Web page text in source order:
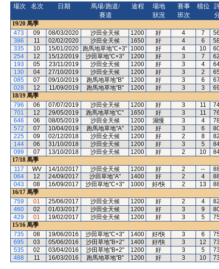
場次
名次 日期
馬場/跑道/
賽道
途程
場地
狀況
賽事
班次
檔位
19/20 馬季
473
09 08/03/2020 沙田全天候 1200 好 4 7
386
11 02/02/2020 沙田全天候 1650 好 4 6
335
10 15/01/2020 跑馬地草地"C+3" 1000 好 4 10
254
12 15/12/2019 沙田草地"C+3" 1200 好 3 7
193
05 23/11/2019 沙田全天候 1200 好 3 4
130
04 27/10/2019 沙田全天候 1200 好 3 2
085
07 09/10/2019 跑馬地草地"B" 1200 好 3 6
028
12 11/09/2019 跑馬地草地"B" 1200 好 3 3
18/19 馬季
796
06 07/07/2019 沙田全天候 1200 好 3 11
701
12 29/05/2019 跑馬地草地"C" 1650 好 3 11
646
06 08/05/2019 沙田全天候 1200 濕慢 3 4
572
07 10/04/2019 跑馬地草地"A" 1200 好 3 6
225
09 02/12/2018 沙田全天候 1200 好 2 8
144
06 31/10/2018 沙田全天候 1200 好 3 5
099
07 13/10/2018 沙田全天候 1200 好 2 10
17/18 馬季
117
WV 14/10/2017 沙田全天候 1200 好 2 --
064
12 24/09/2017 沙田草地"A" 1400 好 2 4
043
08 16/09/2017 沙田草地"C+3" 1000 好/快 2 13
16/17 馬季
759
01 25/06/2017 沙田全天候 1200 好 2 4
460
02 01/03/2017 沙田全天候 1200 好 3 9
429
01 19/02/2017 沙田全天候 1200 好 3 5
15/16 馬季
735
08 19/06/2016 沙田草地"C+3" 1400 好/快 3 6
695
03 05/06/2016 沙田草地"B+2" 1400 好/快 3 12
535
02 03/04/2016 沙田草地"B+2" 1200 好 3 5
488
11 16/03/2016 跑馬地草地"B" 1200 好 3 10